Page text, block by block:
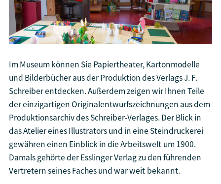
Im Museum können Sie Papiertheater, Kartonmodelle
und Bilderbücher aus der Produktion des Verlags J. F.
Schreiber entdecken. Außerdem zeigen wir Ihnen Teile
der einzigartigen Originalentwurfszeichnungen aus dem
Produktionsarchiv des Schreiber-Verlages. Der Blick in
das Atelier eines Illustrators und in eine Steindruckerei
gewähren einen Einblick in die Arbeitswelt um 1900.
Damals gehörte der Esslinger Verlag zu den führenden
Vertretern seines Faches und war weit bekannt.